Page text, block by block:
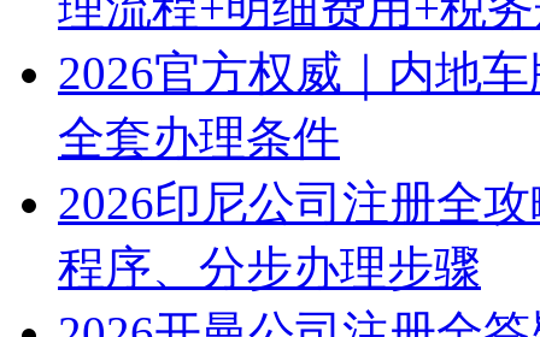
2026官方权威｜内地
全套办理条件
2026印尼公司注册全
程序、分步办理步骤